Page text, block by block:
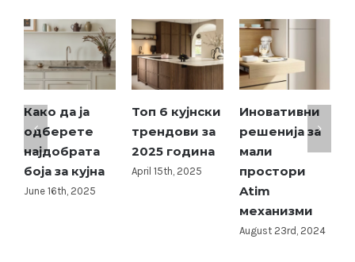
Топ 6 кујнски
трендови за
2025 година
April 15th, 2025
Иновативни
решенија за
мали
простори
Водич за
избор на
кујнски
материјали
за изработка
на мебел по
мерка